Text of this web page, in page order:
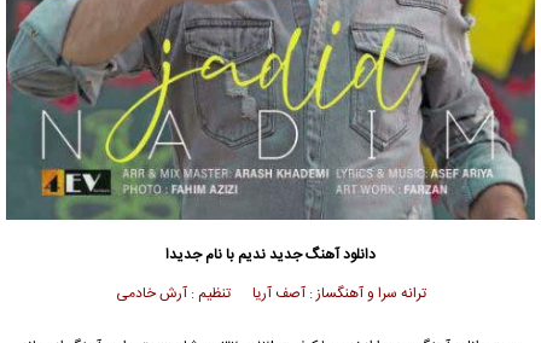
دانلود آهنگ جدیدندیم با نام جدیدا
ترانه سرا و آهنگساز : آصف آریا تنظیم : آرش خادمی